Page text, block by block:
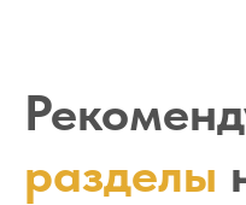
разделы